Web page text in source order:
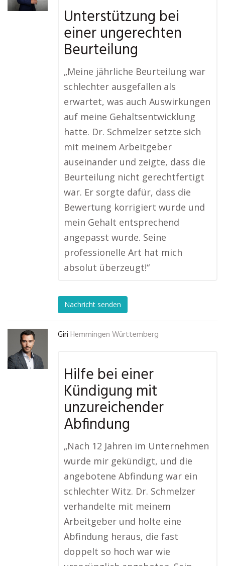
Unterstützung bei
einer ungerechten
Beurteilung
„Meine jährliche Beurteilung war
schlechter ausgefallen als
erwartet, was auch Auswirkungen
auf meine Gehaltsentwicklung
hatte. Dr. Schmelzer setzte sich
mit meinem Arbeitgeber
auseinander und zeigte, dass die
Beurteilung nicht gerechtfertigt
war. Er sorgte dafür, dass die
Bewertung korrigiert wurde und
mein Gehalt entsprechend
angepasst wurde. Seine
professionelle Art hat mich
absolut überzeugt!“
Nachricht senden
Giri Hemmingen Württemberg
Hilfe bei einer
Kündigung mit
unzureichender
Abfindung
„Nach 12 Jahren im Unternehmen
wurde mir gekündigt, und die
angebotene Abfindung war ein
schlechter Witz. Dr. Schmelzer
verhandelte mit meinem
Arbeitgeber und holte eine
Abfindung heraus, die fast
doppelt so hoch war wie